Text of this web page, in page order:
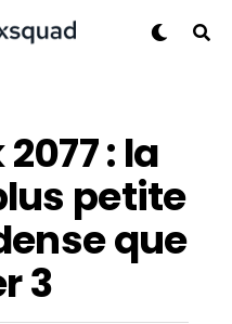
: la
petite
que
3